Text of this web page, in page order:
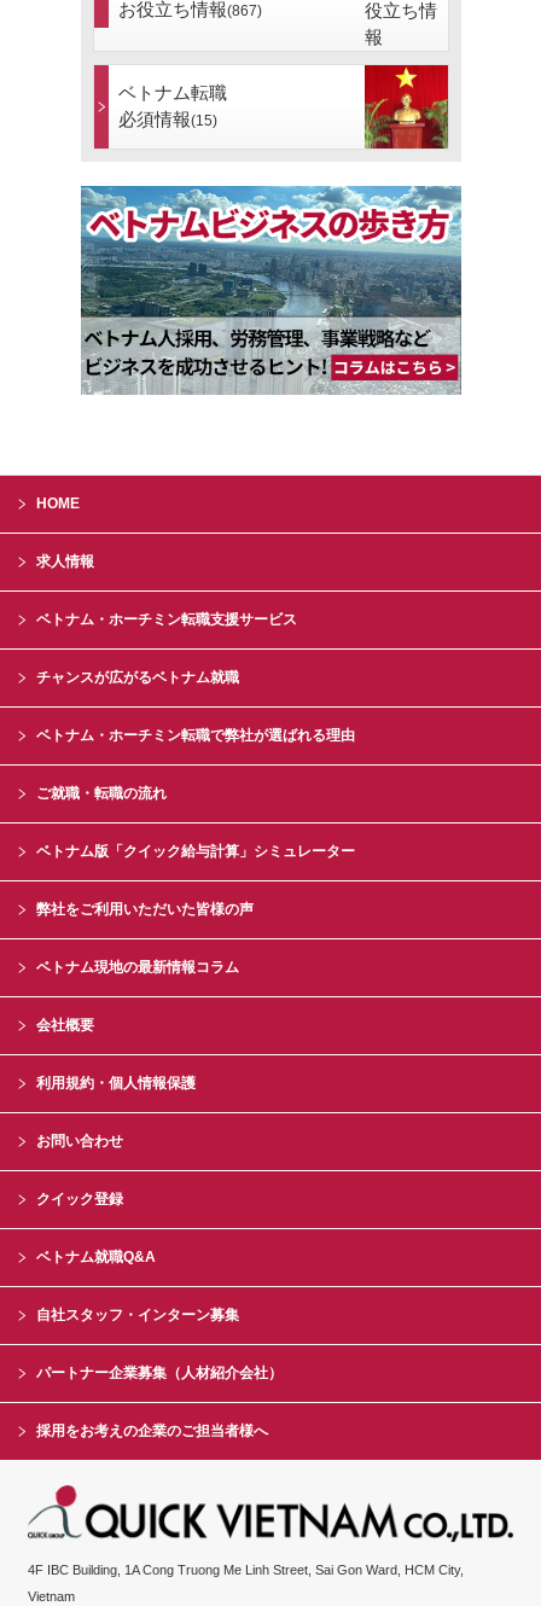
お役立ち情報(867)
ベトナム転職
必須情報(15)
HOME
求人情報
ベトナム・ホーチミン転職支援サービス
チャンスが広がるベトナム就職
ベトナム・ホーチミン転職で弊社が選ばれる理由
ご就職・転職の流れ
ベトナム版「クイック給与計算」シミュレーター
弊社をご利用いただいた皆様の声
ベトナム現地の最新情報コラム
会社概要
利用規約・個人情報保護
お問い合わせ
クイック登録
ベトナム就職Q&A
自社スタッフ・インターン募集
パートナー企業募集（人材紹介会社）
採用をお考えの企業のご担当者様へ
4F IBC Building, 1A Cong Truong Me Linh Street, Sai Gon Ward, HCM City,
Vietnam